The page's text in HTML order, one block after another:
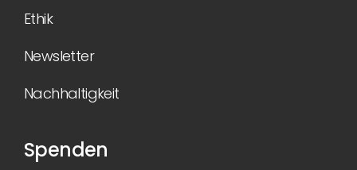
Ethik
Newsletter
Nachhaltigkeit
Spenden